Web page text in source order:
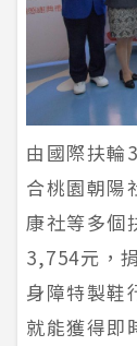
由國際扶輪
合桃園朝陽
康社等多個
3,754元，
身障特製鞋
就能獲得即